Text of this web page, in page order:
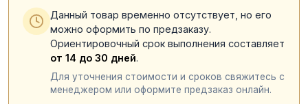
Данный товар временно отсутствует, но его
можно оформить по предзаказу.
Ориентировочный срок выполнения составляет
от 14 до 30 дней.
Для уточнения стоимости и сроков свяжитесь с
менеджером или оформите предзаказ онлайн.